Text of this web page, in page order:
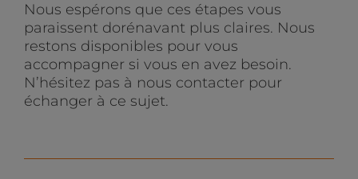
Nous espérons que ces étapes vous
paraissent dorénavant plus claires. Nous
restons disponibles pour vous
accompagner si vous en avez besoin.
N’hésitez pas à nous contacter pour
échanger à ce sujet.